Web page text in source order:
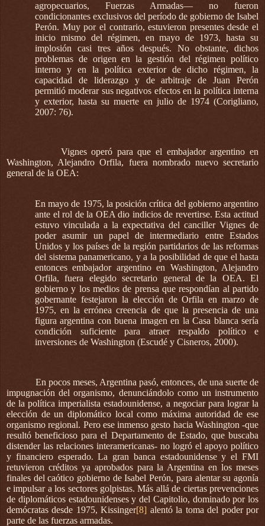
agropecuarios, Fuerzas Armadas— no fueron
condicionantes exclusivos del período de gobierno de Isabel
Perón. Muy por el contrario, estuvieron presentes desde el
inicio mismo del régimen, en mayo de 1973, hasta su
implosión casi tres años después. No obstante, dichos
problemas de origen en la gestión del régimen político
interno y en la política exterior de dicho régimen, la
capacidad de liderazgo y de arbitraje de Juan Perón
permitió moderar sus negativos efectos en la política interna
y exterior, hasta su muerte en julio de 1974 (Corigliano,
2007: 76).
Vignes operó para que el embajador argentino en
Washington, Alejandro Orfila, fuera nombrado nuevo secretario
general de la OEA:
En mayo de 1975, la posición crítica del gobierno argentino
ante el rol de la OEA dio indicios de revertirse. Esta actitud
estuvo vinculada a la expectativa del canciller Vignes de
poder asumir un papel de intermediario entre Estados
Unidos y los países de la región partidarios de las reformas
del sistema panamericano, y a la posibilidad de que el hasta
entonces embajador argentino en Washington, Alejandro
Orfila, fuera elegido secretario general de la OEA. El
gobierno y los medios de prensa que respondían al partido
gobernante festejaron la elección de Orfila en marzo de
1975, en la errónea creencia de que la presencia de una
figura argentina con buena imagen en la Casa blanca sería
condición suficiente para atraer respaldo político e
inversiones de Washington (Escudé y Cisneros, 2000).
En pocos meses, Argentina pasó, entonces, de una suerte de
impugnación del organismo, denunciándolo como un instrumento
de la política imperialista estadounidense, a negociar para lograr la
elección de un diplomático local como máxima autoridad de ese
organismo regional. Pero ese inmenso gesto hacia Washington -que
resultó beneficioso para el Departamento de Estado, que buscaba
distender las relaciones interamericanas- no logró el apoyo político
y financiero esperado. La gran banca estadounidense y el FMI
retuvieron créditos ya aprobados para la Argentina en los meses
finales del caótico gobierno de Isabel Perón, para alentar su agonía
e impulsar a los sectores golpistas. Más allá de ciertas prevenciones
de diplomáticos estadounidenses y del Capitolio, dominado por los
demócratas desde 1975, Kissinger[8] alentó la toma del poder por
parte de las fuerzas armadas.